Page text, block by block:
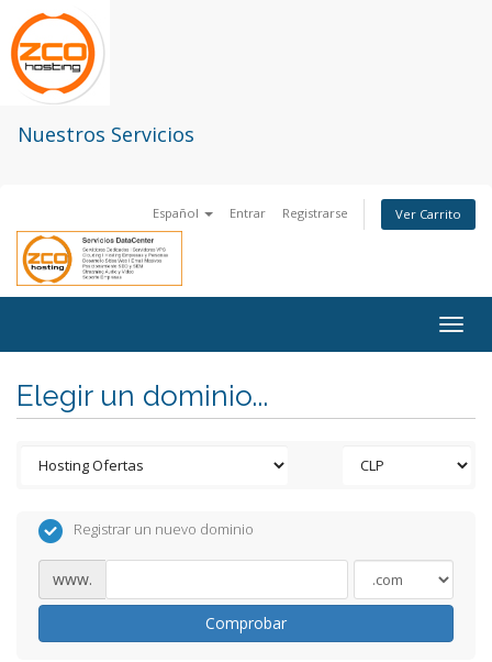
Nuestros Servicios
Español Entrar Registrarse Ver Carrito
Elegir un dominio...
Registrar un nuevo dominio
www.
Comprobar